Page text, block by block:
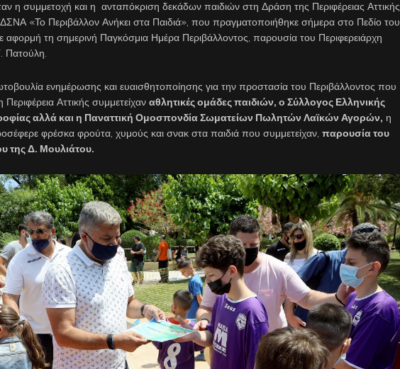
η συμμετοχή και η ανταπόκριση δεκάδων παιδιών στη Δράση της Περιφέρειας Αττικής
«Το Περιβάλλον Ανήκει στα Παιδιά», που πραγματοποιήθηκε σήμερα στο Πεδίο του
αφορμή τη σημερινή Παγκόσμια Ημέρα Περιβάλλοντος, παρουσία του Περιφερειάρχη
Πατούλη.
ενημέρωσης και ευαισθητοποίησης για την προστασία του Περιβάλλοντος που
Περιφέρεια Αττικής συμμετείχαν αθλητικές ομάδες παιδιών, ο Σύλλογος Ελληνικής
αλλά και η Παναττική Ομοσπονδία Σωματείων Πωλητών Λαϊκών Αγορών, η
φρέσκα φρούτα, χυμούς και σνακ στα παιδιά που συμμετείχαν, παρουσία του
της Δ. Μουλιάτου.